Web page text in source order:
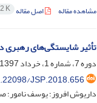
مشاهده مقاله اصل مقاله K
تأثیر شایستگی‌های
دوره 7، شماره 1، خرداد 1397، صفحه
JSP.2018.656
داریوش افروز؛ یوسف نامور؛